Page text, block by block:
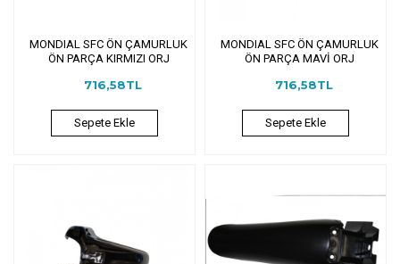
MONDIAL SFC ÖN ÇAMURLUK
ÖN PARÇA KIRMIZI ORJ
716,58TL
Sepete Ekle
MONDIAL SFC ÖN ÇAMURLUK
ÖN PARÇA MAVİ ORJ
716,58TL
Sepete Ekle